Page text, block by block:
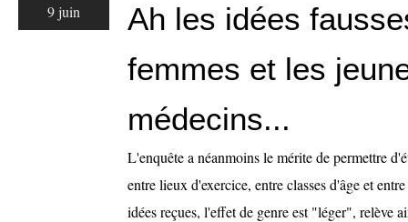
9 juin
Ah les idées
femmes et les
médecins...
L'enquête a néanmoins le mérite de permettre
entre lieux d'exercice, entre classes d'âge et
idées reçues, l'effet de genre est "léger", relève